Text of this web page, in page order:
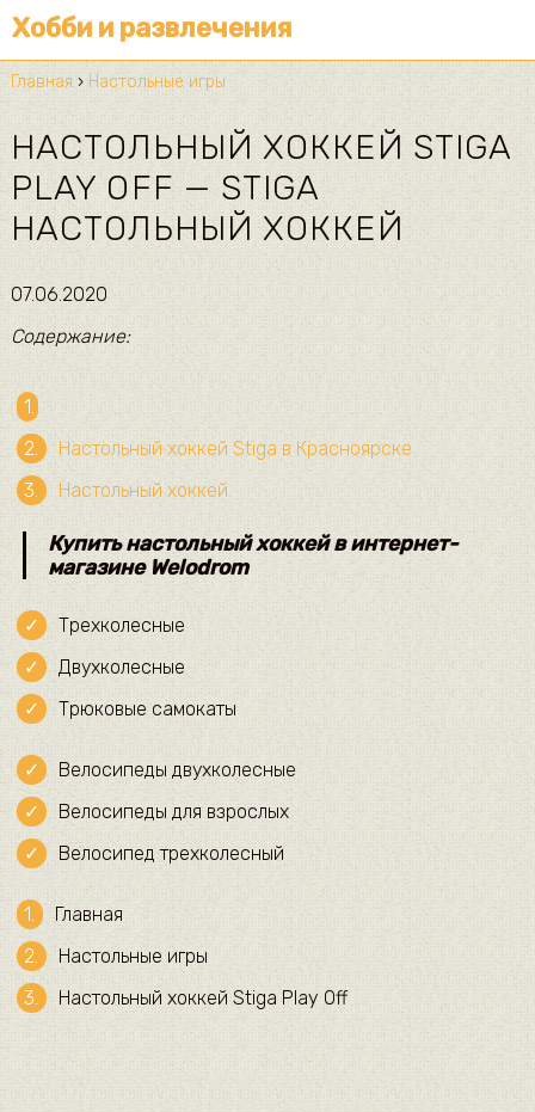
Хобби и развлечения
Главная› Настольные игры
НАСТОЛЬНЫЙ ХОККЕЙ STIGA
PLAY OFF — STIGA
НАСТОЛЬНЫЙ ХОККЕЙ
07.06.2020
Содержание:
Настольный хоккей Stiga в Красноярске
Настольный хоккей
Купить настольный хоккей в интернет-
магазине Welodrom
Трехколесные
Двухколесные
Трюковые самокаты
Велосипеды двухколесные
Велосипеды для взрослых
Велосипед трехколесный
Главная
Настольные игры
Настольный хоккей Stiga Play Off